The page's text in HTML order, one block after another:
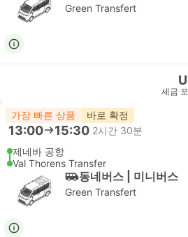
Green Transfert
세금
가장 빠른 상품 바로 확정
13:00 15:30 2시간 30분
제네바 공항
Val Thorens Transfer
동네버스 | 미니버스
Green Transfert